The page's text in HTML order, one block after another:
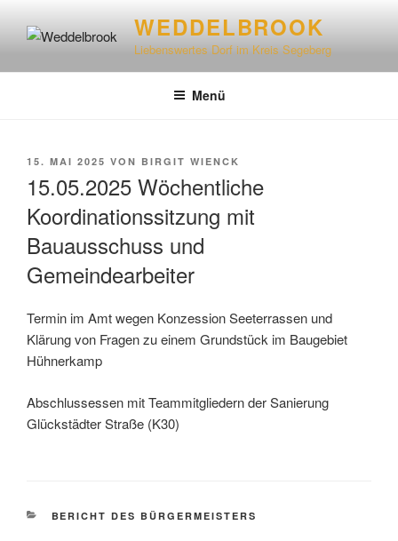
WEDDELBROOK
Liebenswertes Dorf im Kreis Segeberg
Menü
15. MAI 2025 VON BIRGIT WIENCK
15.05.2025 Wöchentliche
Koordinationssitzung mit
Bauausschuss und
Gemeindearbeiter
Termin im Amt wegen Konzession Seeterrassen und
Klärung von Fragen zu einem Grundstück im Baugebiet
Hühnerkamp
Abschlussessen mit Teammitgliedern der Sanierung
Glückstädter Straße (K30)
BERICHT DES BÜRGERMEISTERS